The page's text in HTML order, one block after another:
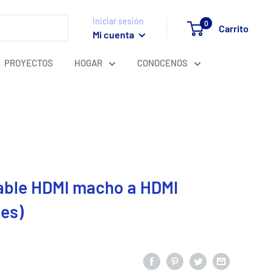
Iniciar sesión
Mi cuenta
0 Carrito
PROYECTOS HOGAR CONOCENOS
HDMI macho a HDMI